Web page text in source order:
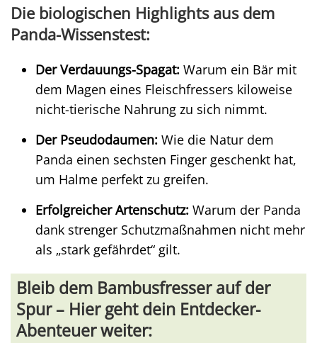
Die biologischen Highlights aus dem
Panda-Wissenstest:
Der Verdauungs-Spagat: Warum ein Bär mit
dem Magen eines Fleischfressers kiloweise
nicht-tierische Nahrung zu sich nimmt.
Der Pseudodaumen: Wie die Natur dem
Panda einen sechsten Finger geschenkt hat,
um Halme perfekt zu greifen.
Erfolgreicher Artenschutz: Warum der Panda
dank strenger Schutzmaßnahmen nicht mehr
als „stark gefährdet“ gilt.
Bleib dem Bambusfresser auf der
Spur – Hier geht dein Entdecker-
Abenteuer weiter: